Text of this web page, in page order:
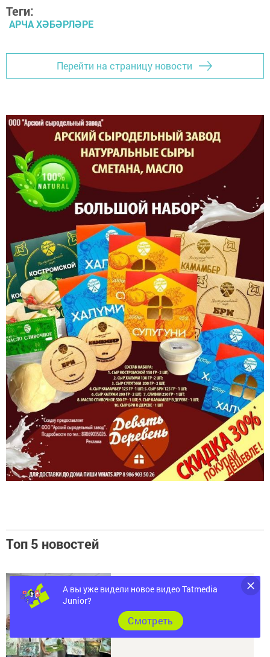
АРЧА ХӘБӘРЛӘРЕ
Перейти на страницу новости
Топ 5 новостей
А вы уже видели новое видео Tatmedia
Junior?
Cмотреть